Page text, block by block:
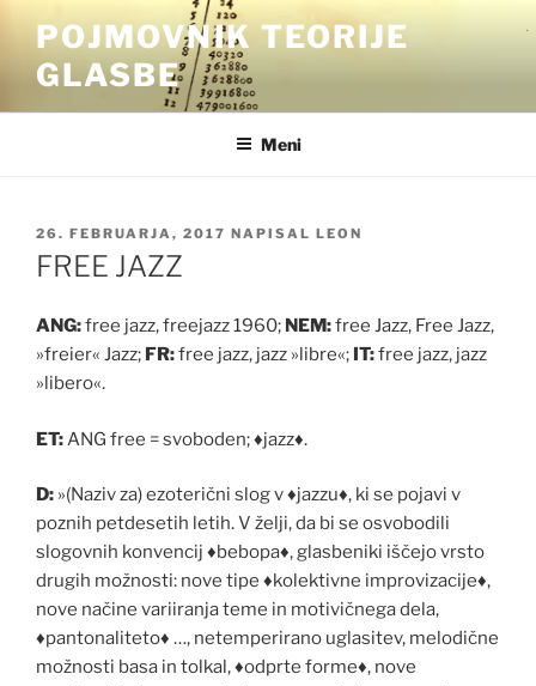
vsebino
POJMOVNIK TEORIJE
GLASBE
Meni
OBJAVLJENO
DNE
26. FEBRUARJA, 2017 NAPISAL LEON
FREE JAZZ
ANG:free jazz, freejazz 1960; NEM:free Jazz, Free Jazz,
»freier« Jazz; FR:free jazz, jazz »libre«; IT:free jazz, jazz
»libero«.
ET:ANG free = svoboden;♦jazz♦.
D: »(Naziv za) ezoterični slog v♦jazzu♦, ki se pojavi v
poznih petdesetih letih. V želji, da bi se osvobodili
slogovnih konvencij ♦bebopa♦, glasbeniki iščejo vrsto
drugih možnosti: nove tipe ♦kolektivne improvizacije♦,
nove načine variiranja teme in motivičnega dela,
♦pantonaliteto♦ …, netemperirano uglasitev, melodične
možnosti basa in tolkal,♦odprte forme♦, nove